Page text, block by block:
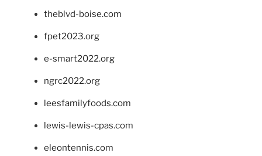
theblvd-boise.com
fpet2023.org
e-smart2022.org
ngrc2022.org
leesfamilyfoods.com
lewis-lewis-cpas.com
eleontennis.com